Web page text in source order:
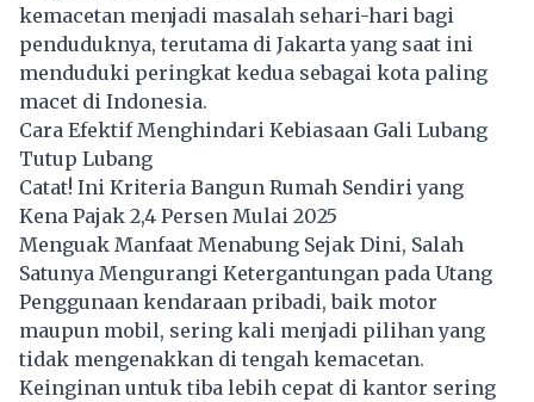
kemacetan menjadi masalah sehari-hari bagi
penduduknya, terutama di Jakarta yang saat ini
menduduki peringkat kedua sebagai kota paling
macet di Indonesia.
Cara Efektif Menghindari Kebiasaan Gali Lubang
Tutup Lubang
Catat! Ini Kriteria Bangun Rumah Sendiri yang
Kena Pajak 2,4 Persen Mulai 2025
Menguak Manfaat Menabung Sejak Dini, Salah
Satunya Mengurangi Ketergantungan pada Utang
Penggunaan kendaraan pribadi, baik motor
maupun mobil, sering kali menjadi pilihan yang
tidak mengenakkan di tengah kemacetan.
Keinginan untuk tiba lebih cepat di kantor sering